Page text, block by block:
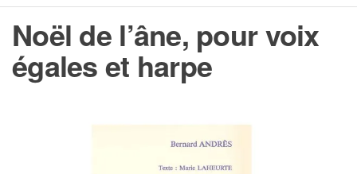
Noël de l’âne, pour voix
égales et harpe